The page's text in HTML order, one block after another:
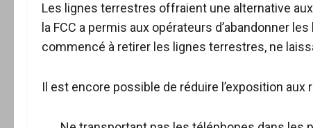
Les lignes terrestres offraient une alternative
la FCC a permis aux opérateurs d’abandonner
commencé à retirer les lignes terrestres, ne
Il est encore possible de réduire l’exposition aux